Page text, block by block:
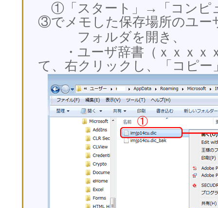
①「スタート」→「コンピ
③でメモした保存場所のユー
フォルダを開き、
・ユーザ辞書（ｘｘｘｘ
て、右クリックし、「コピー